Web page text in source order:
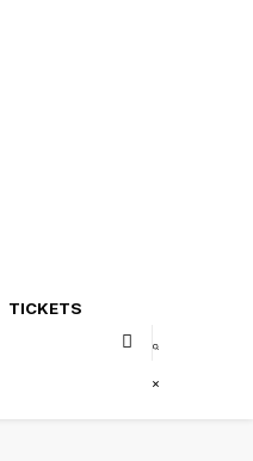
TICKETS